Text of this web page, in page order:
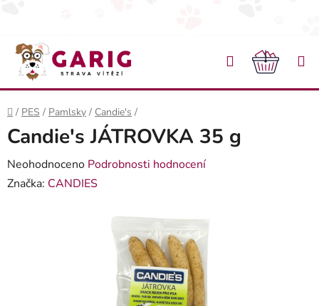
Přejít na obsah
Hledat
Domů
/ PES / Pamlsky / Candie's /
Candie's JÁTROVKA 35 g
Průměrné hodnocení produktu je 0,0 z 5 hvězdiček.
Neohodnoceno Podrobnosti hodnocení
Značka: CANDIES